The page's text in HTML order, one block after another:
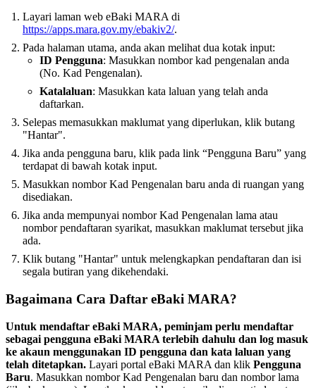
Layari laman web eBaki MARA di
https://apps.mara.gov.my/ebakiv2/.
Pada halaman utama, anda akan melihat dua kotak input:
ID Pengguna: Masukkan nombor kad pengenalan anda
(No. Kad Pengenalan).
Katalaluan: Masukkan kata laluan yang telah anda
daftarkan.
Selepas memasukkan maklumat yang diperlukan, klik butang
"Hantar".
Jika anda pengguna baru, klik pada link “Pengguna Baru” yang
terdapat di bawah kotak input.
Masukkan nombor Kad Pengenalan baru anda di ruangan yang
disediakan.
Jika anda mempunyai nombor Kad Pengenalan lama atau
nombor pendaftaran syarikat, masukkan maklumat tersebut jika
ada.
Klik butang "Hantar" untuk melengkapkan pendaftaran dan isi
segala butiran yang dikehendaki.
Bagaimana Cara Daftar eBaki MARA?
Untuk mendaftar eBaki MARA, peminjam perlu mendaftar
sebagai pengguna eBaki MARA terlebih dahulu dan log masuk
ke akaun menggunakan ID pengguna dan kata laluan yang
telah ditetapkan. Layari portal eBaki MARA dan klik Pengguna
Baru. Masukkan nombor Kad Pengenalan baru dan nombor lama